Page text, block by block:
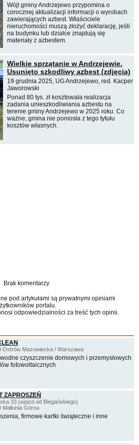
Wójt gminy Andrzejewo przypomina o
corocznej aktualizacji informacji o wyrobach
zawierających azbest. Właściciele
nieruchomości muszą złożyć deklarację, jeśli
na budynku lub działce znajdują się
materiały z azbestem.
Wielkie sprzątanie w Andrzejewie.
Usunięto szkodliwy azbest (zdjęcia)
19 grudnia 2025, UG Andrzejewo, red. Kacper
Jaworowski
Ponad 80 tys. zł kosztowała realizacja
zadania unieszkodliwiania azbestu na
terenie gminy Andrzejewo w 2025 roku. Co
ważne, gmina nie poniosła z tego tytułu
kosztów własnych.
Brak komentarzy
pod artykułami są prywatnymi opiniami
portalu.
odpowiedzialności za treść tych opinii.
Ostrów Mazowiecka / Warszawa
czyszczenie domowych i przemysłowych
fotowoltaicznych
ZAPROSZEŃ
33 (wjazd od Biegańskiego)
Małkinia Górna
firmowe kartki świąteczne i inne